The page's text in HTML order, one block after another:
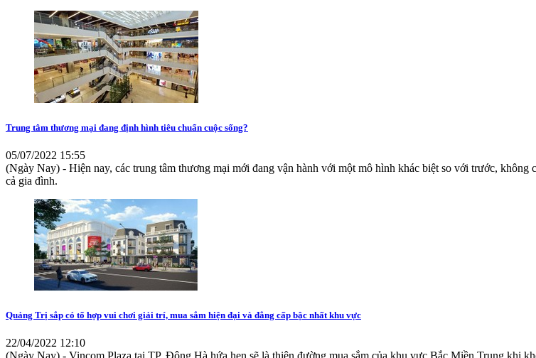
Trung tâm thương mại đang định hình tiêu chuẩn cuộc sống?
05/07/2022 15:55
(Ngày Nay) - Hiện nay, các trung tâm thương mại mới đang vận hành với một mô hình khác biệt so với trước,
cả gia đình.
Quảng Trị sắp có tổ hợp vui chơi giải trí, mua sắm hiện đại và đẳng cấp bậc nhất khu vực
22/04/2022 12:10
(Ngày Nay) - Vincom Plaza tại TP. Đông Hà hứa hẹn sẽ là thiên đường mua sắm của khu vực Bắc Miền Trung khi